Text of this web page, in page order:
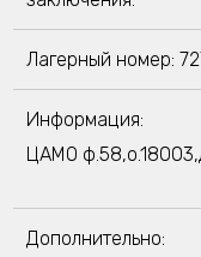
Лагерный номер:
Информация:
ЦАМО
Дополнительно: